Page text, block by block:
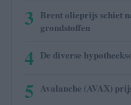
3 Brent olieprijs schiet
grondstoffen
4 De diverse
5 Avalanche (AVAX)